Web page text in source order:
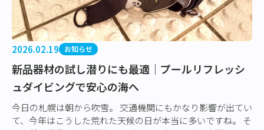
2026.02.19 お知らせ
新品器材の試し潜りにも最適｜プールリフレッシ
ュダイビングで安心の海へ
今日の札幌は朝から吹雪。 交通機関にもかなり影響が出てい
て、今年はこうした荒れた天候の日が本当に多いですね。 そ